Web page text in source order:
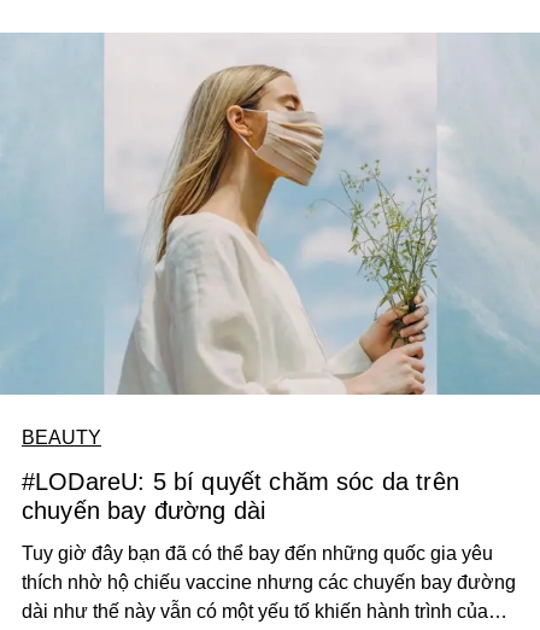
BEAUTY
#LODareU: 5 bí quyết chăm sóc da trên
chuyến bay đường dài
Tuy giờ đây bạn đã có thể bay đến những quốc gia yêu
thích nhờ hộ chiếu vaccine nhưng các chuyến bay đường
dài như thế này vẫn có một yếu tố khiến hành trình của